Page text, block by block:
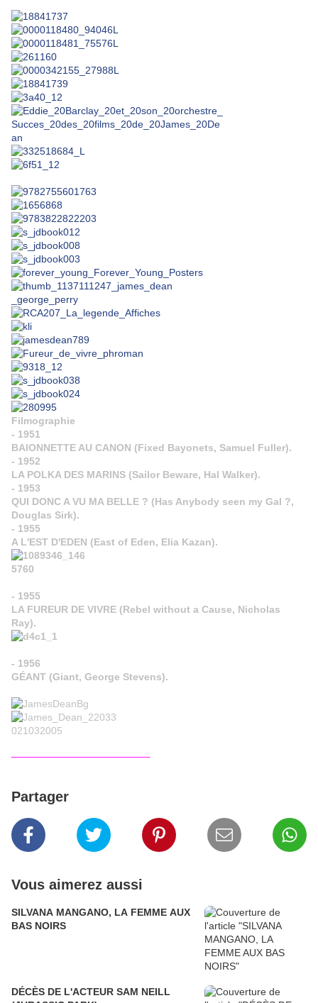
Filmographie
- 1951
BAIONNETTE AU CANON (Fixed Bayonets, Samuel Fuller).
- 1952
LA POLKA DES MARINS (Sailor Beware, Hal Walker).
- 1953
QUI DONC A VU MA BELLE ? (Has Anybody seen my Gal ?,
Douglas Sirk).
- 1955
A L'EST D'EDEN (East of Eden, Elia Kazan).
- 1955
LA FUREUR DE VIVRE (Rebel without a Cause, Nicholas
Ray).
- 1956
GÉANT (Giant, George Stevens).
Partager
Vous aimerez aussi
SILVANA MANGANO, LA FEMME AUX
BAS NOIRS
DÉCÈS DE L'ACTEUR SAM NEILL